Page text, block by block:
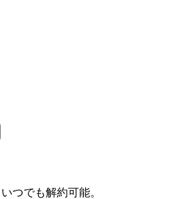
つでも解約可能。